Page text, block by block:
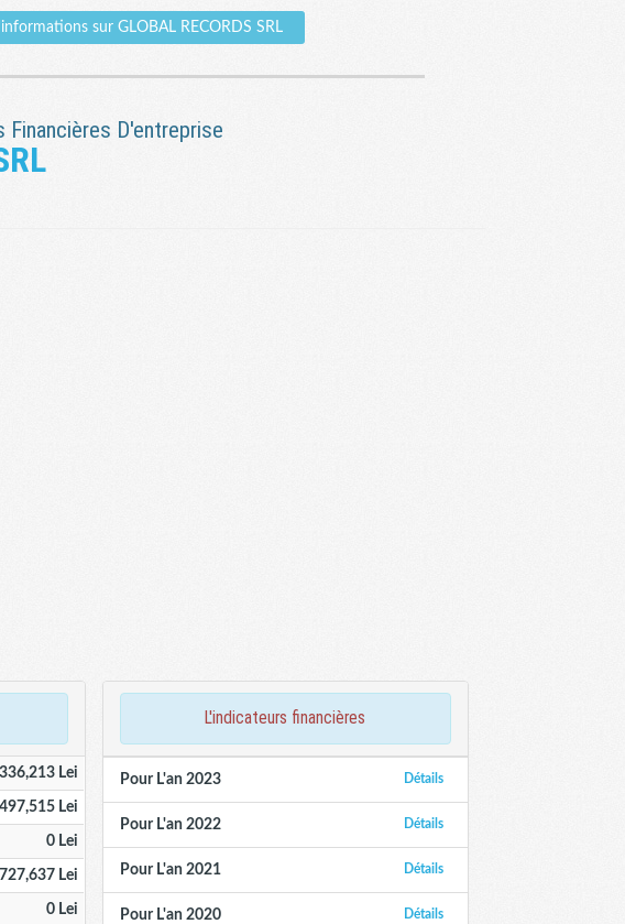
l'informations sur GLOBAL RECORDS SRL
D'entreprise
Lei
Lei
0 Lei
Lei
0 Lei
l'indicateurs financières
Détails
Pour L'an 2023
Détails
Pour L'an 2022
Détails
Pour L'an 2021
Détails
Pour L'an 2020